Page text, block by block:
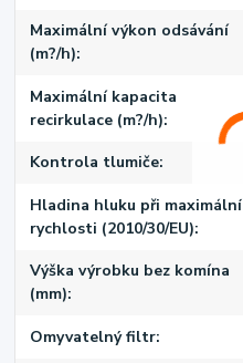
Maximální výkon odsávání
(m?/h)
Maximální kapacita
recirkulace (m?/h)
Kontrola tlumiče
Hladina hluku při maximální
rychlosti (2010/30/EU)
Výška výrobku bez komína
(mm)
Omyvatelný filtr